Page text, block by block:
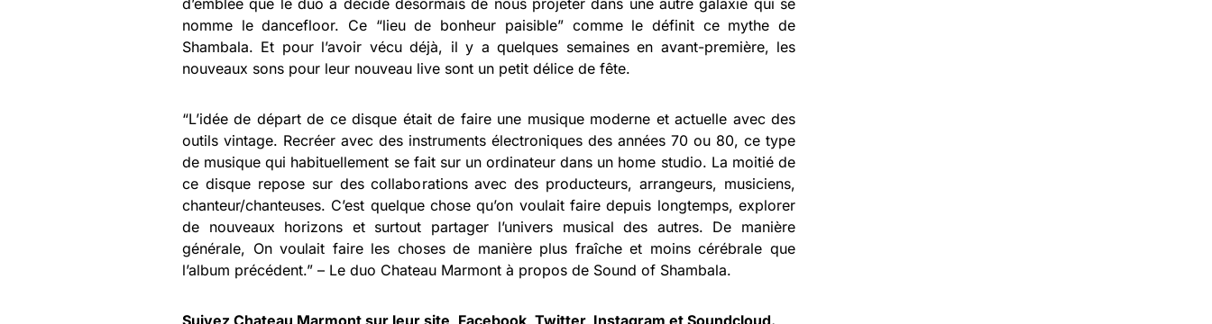
d’emblée que le duo a décidé désormais de nous projeter dans une autre galaxie qui se
nomme le dancefloor. Ce “lieu de bonheur paisible” comme le définit ce mythe de
Shambala. Et pour l’avoir vécu déjà, il y a quelques semaines en avant-première, les
nouveaux sons pour leur nouveau live sont un petit délice de fête.
“L’idée de départ de ce disque était de faire une musique moderne et actuelle avec des
outils vintage. Recréer avec des instruments électroniques des années 70 ou 80, ce type
de musique qui habituellement se fait sur un ordinateur dans un home studio. La moitié de
ce disque repose sur des collaborations avec des producteurs, arrangeurs, musiciens,
chanteur/chanteuses. C’est quelque chose qu’on voulait faire depuis longtemps, explorer
de nouveaux horizons et surtout partager l’univers musical des autres. De manière
générale, On voulait faire les choses de manière plus fraîche et moins cérébrale que
l’album précédent.” – Le duo Chateau Marmont à propos de Sound of Shambala.